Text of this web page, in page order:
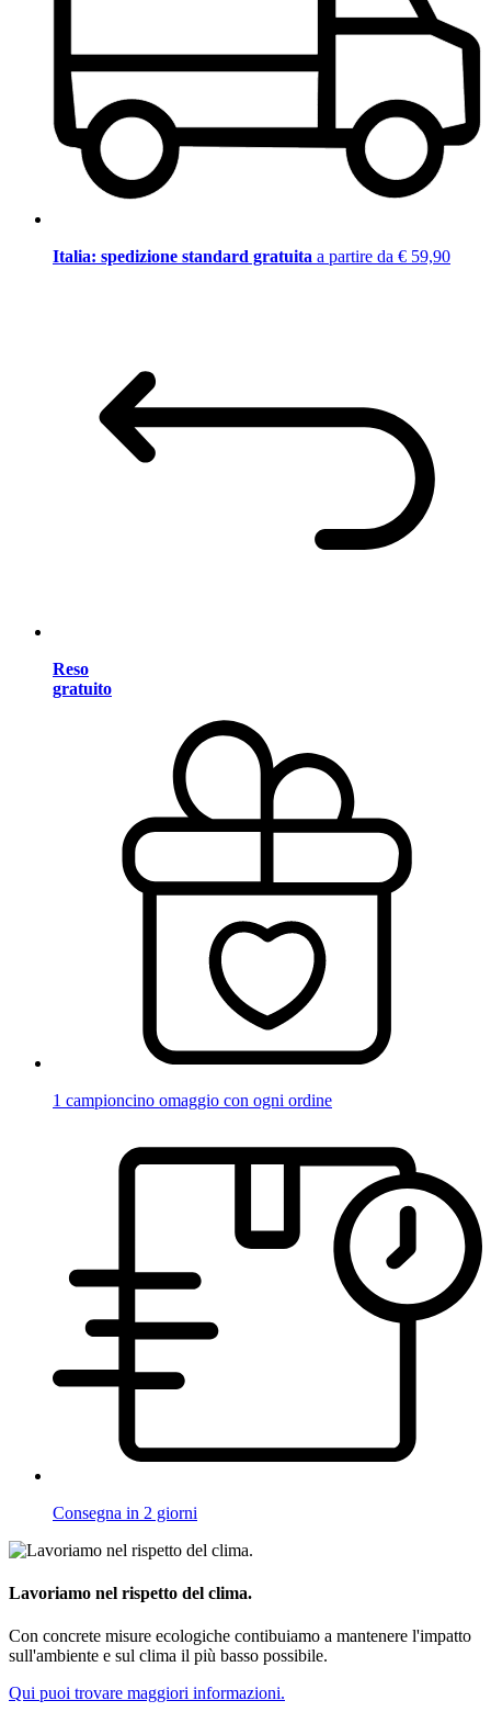
Italia: spedizione standard gratuita a partire da € 59,90
Reso
gratuito
1 campioncino omaggio con ogni ordine
Consegna in 2 giorni
Lavoriamo nel rispetto del clima.
Con concrete misure ecologiche contibuiamo a mantenere l'impatto
sull'ambiente e sul clima il più basso possibile.
Qui puoi trovare maggiori informazioni.